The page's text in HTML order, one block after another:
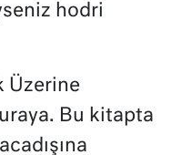
hodri
Üzerine
Bu kitapta